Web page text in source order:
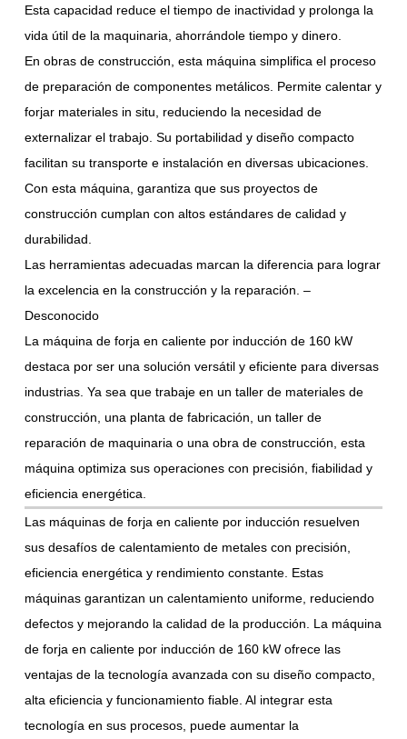
Esta capacidad reduce el tiempo de inactividad y prolonga la
vida útil de la maquinaria, ahorrándole tiempo y dinero.
En obras de construcción, esta máquina simplifica el proceso
de preparación de componentes metálicos. Permite calentar y
forjar materiales in situ, reduciendo la necesidad de
externalizar el trabajo. Su portabilidad y diseño compacto
facilitan su transporte e instalación en diversas ubicaciones.
Con esta máquina, garantiza que sus proyectos de
construcción cumplan con altos estándares de calidad y
durabilidad.
Las herramientas adecuadas marcan la diferencia para lograr
la excelencia en la construcción y la reparación. –
Desconocido
La máquina de forja en caliente por inducción de 160 kW
destaca por ser una solución versátil y eficiente para diversas
industrias. Ya sea que trabaje en un taller de materiales de
construcción, una planta de fabricación, un taller de
reparación de maquinaria o una obra de construcción, esta
máquina optimiza sus operaciones con precisión, fiabilidad y
eficiencia energética.
Las máquinas de forja en caliente por inducción resuelven
sus desafíos de calentamiento de metales con precisión,
eficiencia energética y rendimiento constante. Estas
máquinas garantizan un calentamiento uniforme, reduciendo
defectos y mejorando la calidad de la producción. La máquina
de forja en caliente por inducción de 160 kW ofrece las
ventajas de la tecnología avanzada con su diseño compacto,
alta eficiencia y funcionamiento fiable. Al integrar esta
tecnología en sus procesos, puede aumentar la